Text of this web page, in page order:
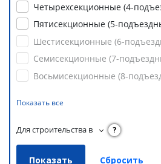
Четырехсекционные (4-
Пятисекционные (5-
Шестисекционные (6-
Семисекционные (7-
Восьмисекционные (8-
Показать все
Для строительства в ?